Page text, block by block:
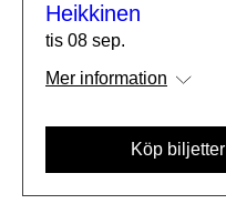
Heikkinen
tis 08 sep.
Mer information
Köp biljetter